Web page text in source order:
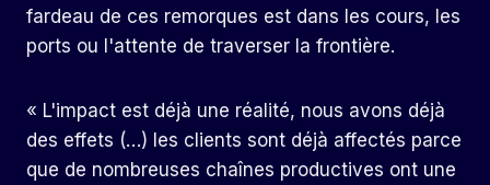
fardeau de ces remorques est dans les cours, les
ports ou l'attente de traverser la frontière.
« L'impact est déjà une réalité, nous avons déjà
des effets (…) les clients sont déjà affectés parce
que de nombreuses chaînes productives ont une